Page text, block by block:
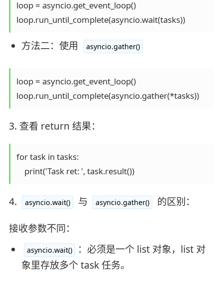
loop = asyncio.get_event_loop()
loop.run_until_complete(asyncio.wait(tasks))
方法二：使用 asyncio.gather()
loop = asyncio.get_event_loop()
loop.run_until_complete(asyncio.gather(*tasks))
3. 查看 return 结果：
for task in tasks:
    print('Task ret: ', task.result())
4. asyncio.wait() 与 asyncio.gather() 的区别：
接收参数不同：
asyncio.wait()
：必须是一个 list 对象，list 对
象里存放多个 task 任务。